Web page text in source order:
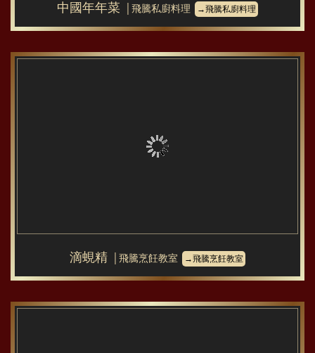
中國年年菜 │飛騰私廚料理 →飛騰私廚料理
滴蜆精 │飛騰烹飪教室 →飛騰烹飪教室